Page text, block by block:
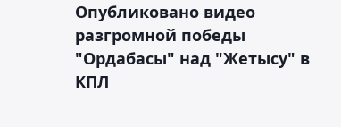
Опубликовано видео
разгромной победы
"Ордабасы" над "Жетысу" в
КПЛ